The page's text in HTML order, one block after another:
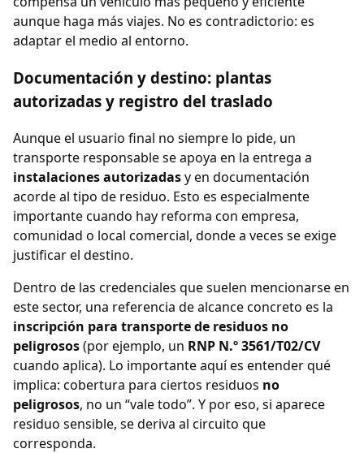
aunque haga más viajes. No es contradictorio: es
adaptar el medio al entorno.
Documentación y destino: plantas
autorizadas y registro del traslado
Aunque el usuario final no siempre lo pide, un
transporte responsable se apoya en la entrega a
instalaciones autorizadasy en documentación
acorde al tipo de residuo. Esto es especialmente
importante cuando hay reforma con empresa,
comunidad o local comercial, donde a veces se exige
justificar el destino.
Dentro de las credenciales que suelen mencionarse en
este sector, una referencia de alcance concreto es la
inscripción para transporte de residuos no
peligrosos(por ejemplo, un RNP N.º 3561/T02/CV
cuando aplica). Lo importante aquí es entender qué
implica: cobertura para ciertos residuos no
peligrosos, no un “vale todo”. Y por eso, si aparece
residuo sensible, se deriva al circuito que
corresponda.